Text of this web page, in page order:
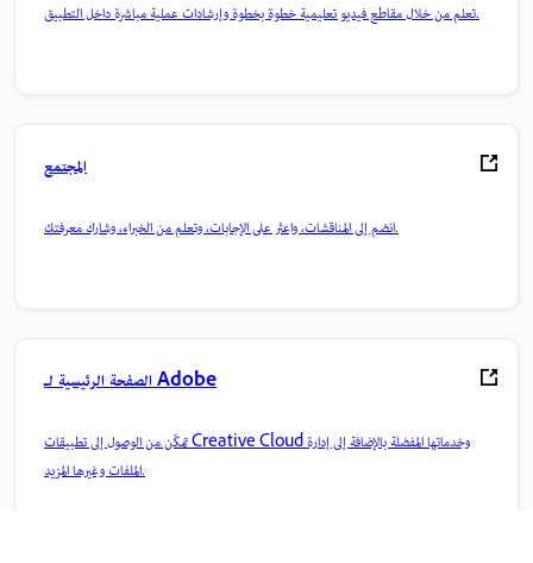
تعلم من خلال مقاطع فيديو تعليمية خطوة بخطوة وإرشادات عملية مباشرة داخل التطبيق.
المجتمع
انضم إلى المناقشات، واعثر على الإجابات، وتعلم من الخبراء، وشارك معرفتك.
الصفحة الرئيسية لـ Adobe
تمكّن من الوصول إلى تطبيقات Creative Cloud وخدماتها المفضلة بالإضافة إلى إدارة
الملفات وغيرها المزيد.